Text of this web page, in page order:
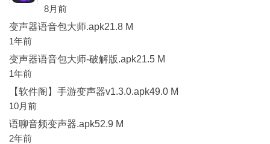
8月前
变声器语音包大师.apk21.8 M
1年前
变声器语音包大师-破解版.apk21.5 M
1年前
【软件阁】手游变声器v1.3.0.apk49.0 M
10月前
语聊音频变声器.apk52.9 M
2年前